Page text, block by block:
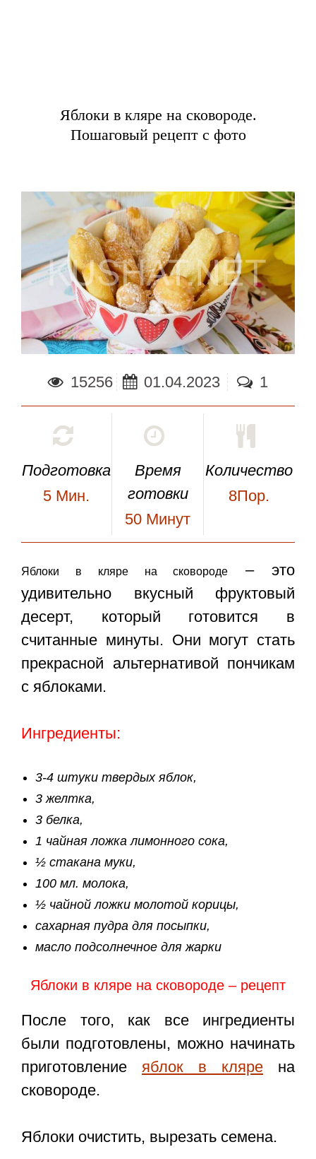
Яблоки в кляре на сковороде.
Пошаговый рецепт с фото
15256 01.04.2023 1
Подготовка
5 Мин.
Время
готовки
50 Минут
Количество
8Пор.
Яблоки в кляре на сковороде
– это
удивительно вкусный фруктовый
десерт, который готовится в
считанные минуты. Они могут стать
прекрасной альтернативой пончикам
с яблоками.
Ингредиенты:
3-4 штуки твердых яблок,
3 желтка,
3 белка,
1 чайная ложка лимонного сока,
½ стакана муки,
100 мл. молока,
½ чайной ложки молотой корицы,
сахарная пудра для посыпки,
масло подсолнечное для жарки
Яблоки в кляре на сковороде – рецепт
После того, как все ингредиенты
были подготовлены, можно начинать
приготовление яблок в кляре на
сковороде.
Яблоки очистить, вырезать семена.